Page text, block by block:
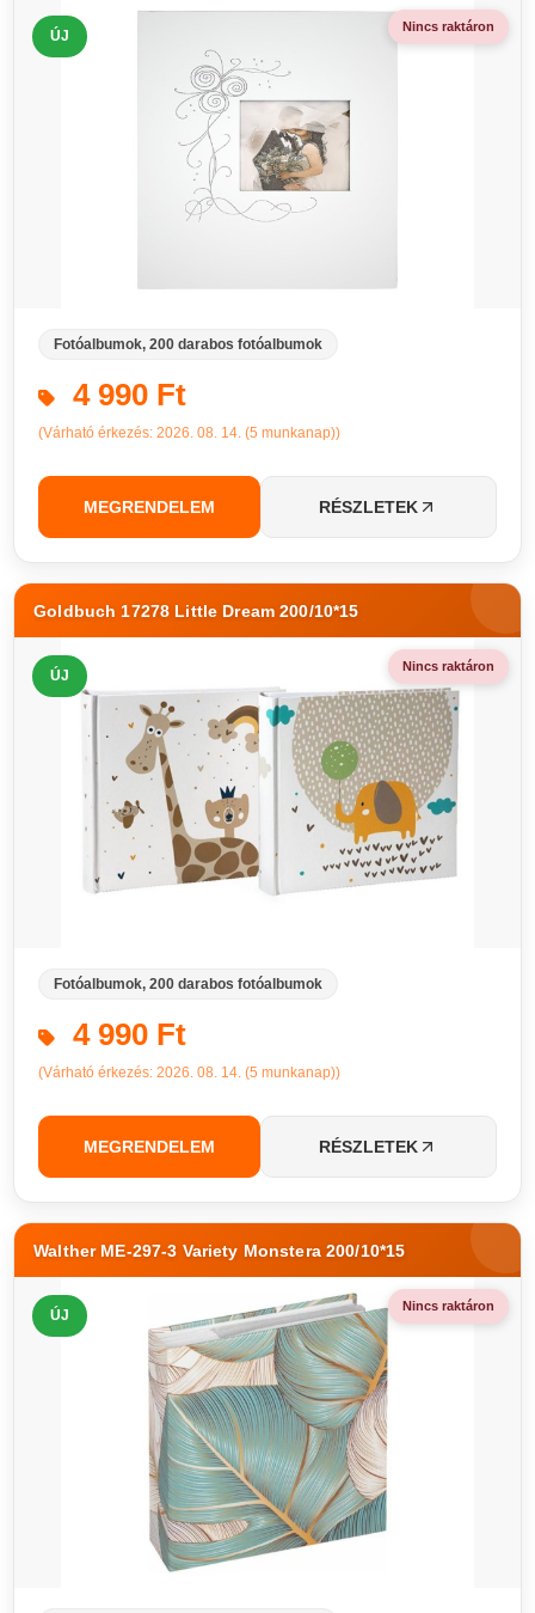
ÚJ
Nincs raktáron
Fotóalbumok, 200 darabos fotóalbumok
4 990 Ft
(Várható érkezés: 2026. 08. 14. (5 munkanap))
MEGRENDELEM RÉSZLETEK
Goldbuch 17278 Little Dream 200/10*15
ÚJ
Nincs raktáron
Fotóalbumok, 200 darabos fotóalbumok
4 990 Ft
(Várható érkezés: 2026. 08. 14. (5 munkanap))
MEGRENDELEM RÉSZLETEK
Walther ME-297-3 Variety Monstera 200/10*15
ÚJ
Nincs raktáron